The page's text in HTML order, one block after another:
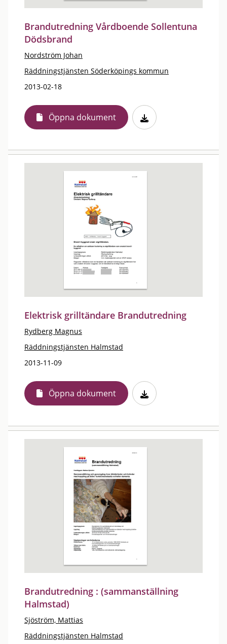
Brandutredning Vårdboende Sollentuna
Dödsbrand
Nordström Johan
Räddningstjänsten Söderköpings kommun
2013-02-18
Öppna dokument
Elektrisk grilltändare Brandutredning
Rydberg Magnus
Räddningstjänsten Halmstad
2013-11-09
Öppna dokument
Brandutredning : (sammanställning
Halmstad)
Sjöström, Mattias
Räddningstjänsten Halmstad